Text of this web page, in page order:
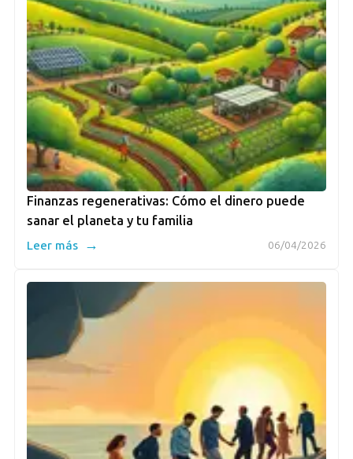
Finanzas regenerativas: Cómo el dinero puede
sanar el planeta y tu familia
06/04/2026
Leer más →